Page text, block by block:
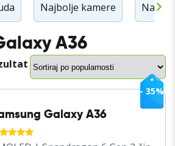
Najbolje kamere
A36
- 35%
Galaxy A36